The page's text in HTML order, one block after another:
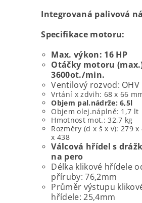
Integrovaná palivová
Specifikace motoru:
Max. výkon: 16 HP
Otáčky motoru
3600ot./min.
Ventilový rozvod: OHV
Vrtání x zdvih: 68 x 66
Objem pal.nádrže: 6,5l
Objem olej.náplně: 1,7 lt
Hmotnost mot.: 32,7 kg
Rozměry (d x š x v): 279 x
x 438
Válcová hřídel s
na pero
Délka klikové hřídele
příruby: 76,2mm
Průměr výstupu
hřídele: 25,4mm